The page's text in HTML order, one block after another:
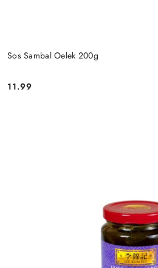
Sos Sambal Oelek 200g
Cena:
11.99